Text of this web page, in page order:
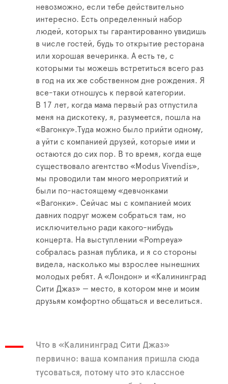
невозможно, если тебе действительно
интересно. Есть определенный набор
людей, которых ты гарантированно увидишь
в числе гостей, будь то открытие ресторана
или хорошая вечеринка. А есть те, с
которыми ты можешь встретиться всего раз
в год на их же собственном дне рождения. Я
все-таки отношусь к первой категории.
В 17 лет, когда мама первый раз отпустила
меня на дискотеку, я, разумеется, пошла на
«Вагонку».Туда можно было прийти одному,
а уйти с компанией друзей, которые ими и
остаются до сих пор. В то время, когда еще
существовало агентство «Modus Vivendis»,
мы проводили там много мероприятий и
были по-настоящему «девчонками
«Вагонки». Сейчас мы с компанией моих
давних подруг можем собраться там, но
исключительно ради какого-нибудь
концерта. На выступлении «Pompeya»
собралась разная публика, и я со стороны
видела, насколько мы взрослее нынешних
молодых ребят. А «Лондон» и «Калининград
Сити Джаз» — место, в котором мне и моим
друзьям комфортно общаться и веселиться.
Что в «Калининград Сити Джаз»
первично: ваша компания пришла сюда
тусоваться, потому что это классное